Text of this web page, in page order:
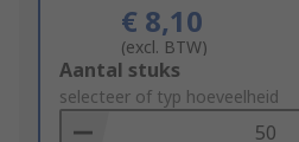
€ 8,10
(excl. BTW)
Add
to
Basket
Aantal stuks
selecteer of typ hoeveelheid